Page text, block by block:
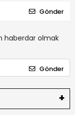
Gönder
haberdar olmak
Gönder